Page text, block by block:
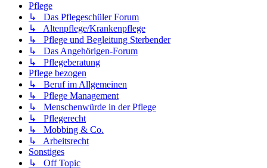
Pflege
↳ Das Pflegeschüler Forum
↳ Altenpflege/Krankenpflege
↳ Pflege und Begleitung Sterbender
↳ Das Angehörigen-Forum
↳ Pflegeberatung
Pflege bezogen
↳ Beruf im Allgemeinen
↳ Pflege Management
↳ Menschenwürde in der Pflege
↳ Pflegerecht
↳ Mobbing & Co.
↳ Arbeitsrecht
Sonstiges
↳ Off Topic